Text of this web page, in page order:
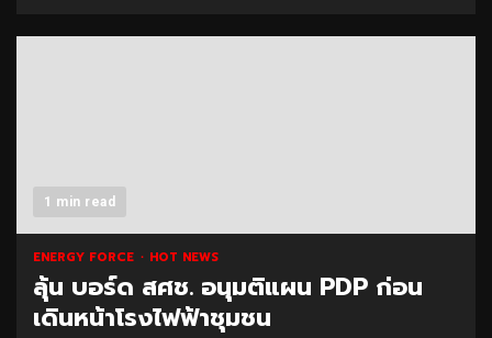
1 min read
ENERGY FORCE HOT NEWS
ลุ้น บอร์ด สศช. อนุมติแผน PDP ก่อน
เดินหน้าโรงไฟฟ้าชุมชน